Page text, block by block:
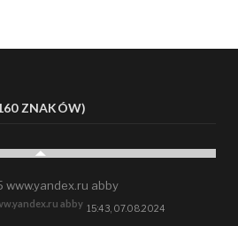
ZNAKÓW)
abby
www.yandex.ru abby
15:43, 07.08.2024